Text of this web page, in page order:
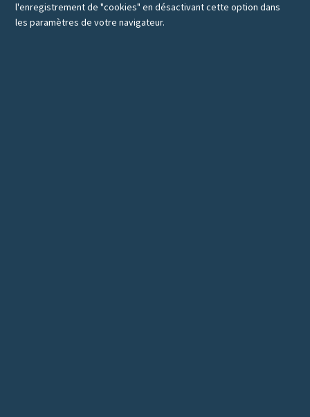
l'enregistrement de "cookies" en désactivant cette option dans
les paramètres de votre navigateur.